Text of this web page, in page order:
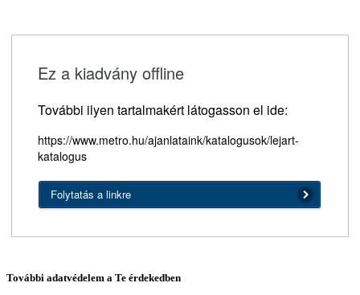
Ez a kiadvány offline
További ilyen tartalmakért látogasson el ide:
https://www.metro.hu/ajanlataink/katalogusok/lejart-
katalogus
Folytatás a linkre